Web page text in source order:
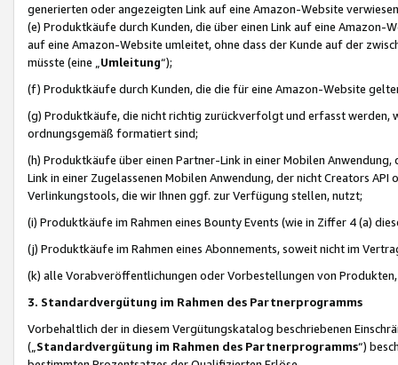
generierten oder angezeigten Link auf eine Amazon-Website
(e) Produktkäufe durch Kunden, die über einen Link auf eine
auf eine Amazon-Website umleitet, ohne dass der Kunde auf der
müsste (eine „ Umleitung“);
(f) Produktkäufe durch Kunden, die die für eine Amazon-Website
(g) Produktkäufe, die nicht richtig zurückverfolgt und erfasst werden,
ordnungsgemäß formatiert sind;
(h) Produktkäufe über einen Partner-Link in einer Mobilen
Link in einer Zugelassenen Mobilen Anwendung, der nicht Creators
Verlinkungstools, die wir Ihnen ggf. zur Verfügung stellen, nutzt;
(i) Produktkäufe im Rahmen eines Bounty Events (wie in Ziffer 4 (a)
(j) Produktkäufe im Rahmen eines Abonnements, soweit nicht im
(k) alle Vorabveröffentlichungen oder Vorbestellungen von
3. Standardvergütung im Rahmen des Partnerprogramms
Vorbehaltlich der in diesem Vergütungskatalog beschriebenen
(„ Standardvergütung im Rahmen des Partnerprogramms“)